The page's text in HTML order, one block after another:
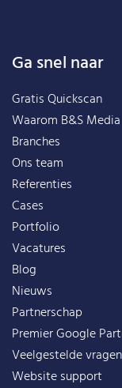
Ga snel naar
Gratis Quickscan
Waarom B&S Media
Branches
Ons team
Referenties
Cases
Portfolio
Vacatures
Blog
Nieuws
Partnerschap
Premier Google
Veelgestelde vragen
Website support